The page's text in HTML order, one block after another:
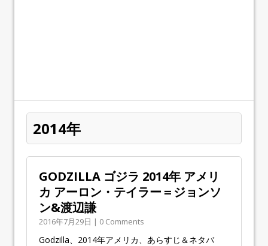
2014年
GODZILLA ゴジラ 2014年 アメリ
カ アーロン・テイラー＝ジョンソ
ン&渡辺謙
2016年7月29日 | 0 Comments
Godzilla、2014年アメリカ、あらすじ＆ネタバ